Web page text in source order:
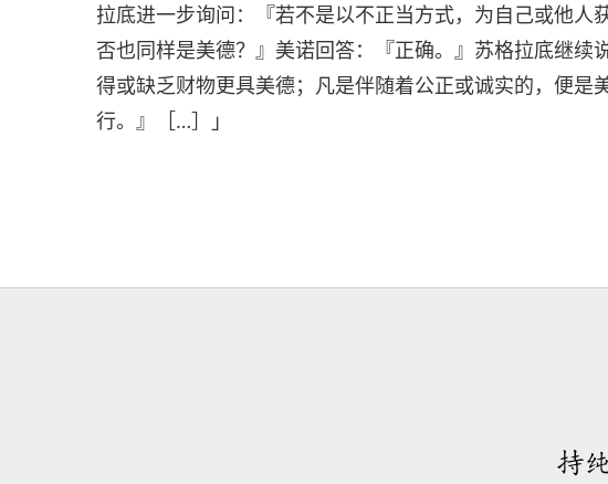
拉底进一步询问：『若不是以不正当方式，为自己或他人
否也同样是美德？』美诺回答：『正确。』苏格拉底继续
得或缺乏财物更具美德；凡是伴随着公正或诚实的，便是
行。』［…］」
持